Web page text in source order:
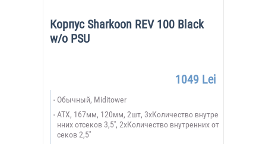
Корпус Sharkoon REV 100 Black
w/o PSU
1049 Lei
Обычный, Miditower
ATX, 167мм, 120мм, 2шт, 3xКоличество внутре
нних отсеков 3,5'', 2xКоличество внутренних от
секов 2,5''